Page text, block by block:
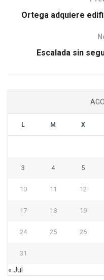
Ortega adquiere
Escalada sin
L M X
3 4 5
10 11 12
17 18 19
24 25 26
31
« Jul